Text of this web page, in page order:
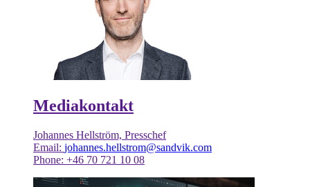
Mediakontakt
Johannes Hellström, Presschef
Email: johannes.hellstrom@sandvik.com
Phone: +46 70 721 10 08